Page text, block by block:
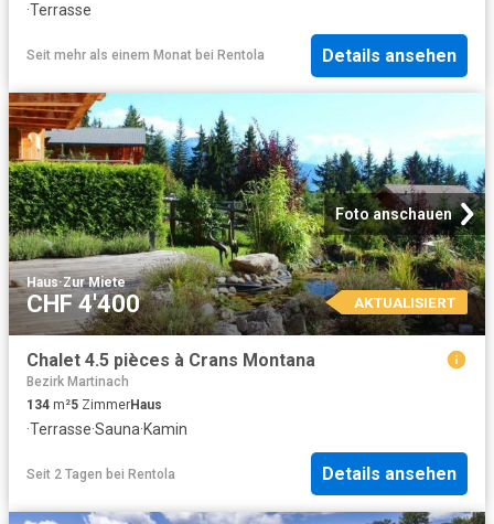
·Terrasse
Seit mehr als einem Monat bei Rentola Details ansehen
Foto anschauen
Haus·Zur Miete
CHF 4'400 AKTUALISIERT
Chalet 4.5 pièces à Crans Montana
Bezirk Martinach
134 m²5 ZimmerHaus
·Terrasse·Sauna·Kamin
Seit 2 Tagen bei Rentola Details ansehen